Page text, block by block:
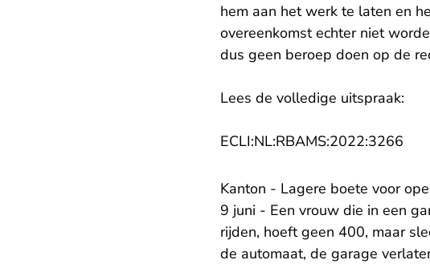
hem aan het werk te laten en
overeenkomst echter niet
dus geen beroep doen op de
Lees de volledige uitspraak:
ECLI:NL:RBAMS:2022:3266
Kanton - Lagere boete voor
9 juni - Een vrouw die in een
rijden, hoeft geen 400, maar
de automaat, de garage